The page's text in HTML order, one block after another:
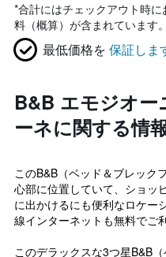
*合計にはチェックアウト時
料（概算）が含まれています。
最低価格を 保証しま
B&B エモジオー
ーネに関する情
このB&B（ベッド＆ブレック
心部に位置していて、ショッ
に出かけるにも便利なロケー
線インターネットも無料でご
このデラックスな3つ星B&B